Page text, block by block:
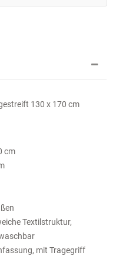
130 x 170 cm
cm
Textilstruktur,
mit Tragegriff